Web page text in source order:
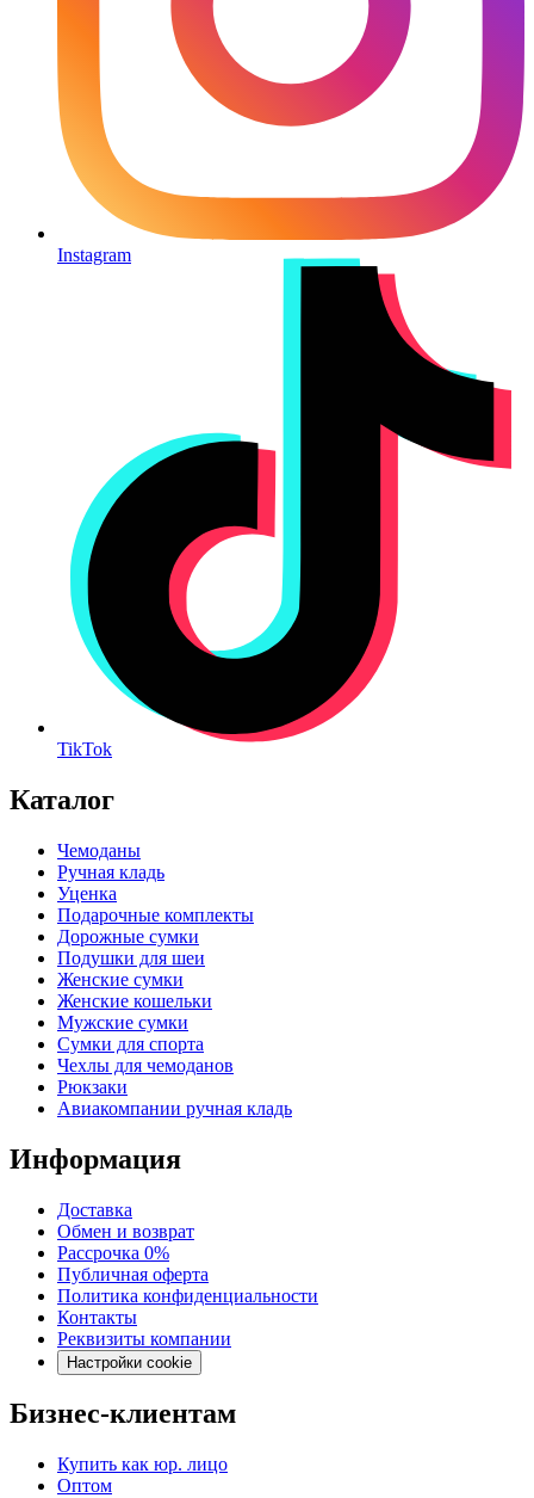
Instagram
TikTok
Каталог
Чемоданы
Ручная кладь
Уценка
Подарочные комплекты
Дорожные сумки
Подушки для шеи
Женские сумки
Женские кошельки
Мужские сумки
Сумки для спорта
Чехлы для чемоданов
Рюкзаки
Авиакомпании ручная кладь
Информация
Доставка
Обмен и возврат
Рассрочка 0%
Публичная оферта
Политика конфиденциальности
Контакты
Реквизиты компании
Настройки cookie
Бизнес-клиентам
Купить как юр. лицо
Оптом